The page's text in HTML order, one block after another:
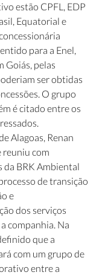
estão CPFL, EDP
Equatorial e
para a Enel,
Goiás, pelas
ser obtidas
O grupo
é citado entre os
Alagoas, Renan
reuniu com
da BRK Ambiental
de transição
e
dos serviços
companhia. Na
que a
com um grupo de
entre a